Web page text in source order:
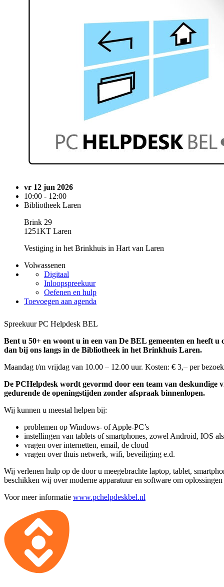
vr 12 jun 2026
10:00 - 12:00
Bibliotheek Laren
Brink 29
1251KT Laren
Vestiging in het Brinkhuis in Hart van Laren
Volwassenen
Digitaal
Inloopspreekuur
Oefenen en hulp
Toevoegen aan agenda
Spreekuur PC Helpdesk BEL
Bent u 50+ en woont u in een van De BEL gemeenten en heeft
dan bij ons langs in de Bibliotheek in het Brinkhuis Laren.
Maandag t/m vrijdag van 10.00 – 12.00 uur. Kosten: € 3,– per
De PCHelpdesk wordt gevormd door een team van
gedurende de openingstijden zonder afspraak binnenlopen.
Wij kunnen u meestal helpen bij:
problemen op Windows- of Apple-PC’s
instellingen van tablets of smartphones, zowel Android, IOS
vragen over internetten, email, de cloud
vragen over thuis netwerk, wifi, beveiliging e.d.
Wij verlenen hulp op de door u meegebrachte laptop, tablet,
beschikken wij over moderne apparatuur en software om oplossingen
Voor meer informatie www.pchelpdeskbel.nl